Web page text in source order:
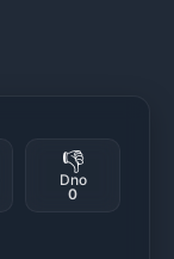
👎
Dno
0